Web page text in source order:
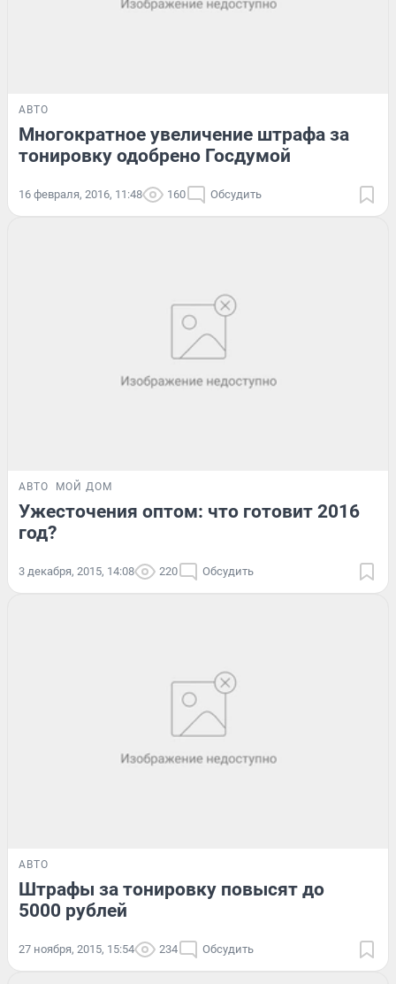
АВТО
Многократное увеличение штрафа за
тонировку одобрено Госдумой
16 февраля, 2016, 11:48 160 Обсудить
АВТО МОЙ ДОМ
Ужесточения оптом: что готовит 2016
год?
3 декабря, 2015, 14:08 220 Обсудить
АВТО
Штрафы за тонировку повысят до
5000 рублей
27 ноября, 2015, 15:54 234 Обсудить